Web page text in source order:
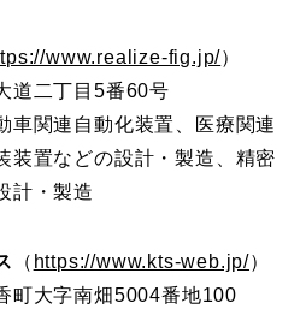
www.realize-fig.jp/）
道二丁目5番60号
車関連自動化装置、医療関連
装置などの設計・製造、精密
計・製造
（ https://www.kts-web.jp/）
町大字南畑5004番地100